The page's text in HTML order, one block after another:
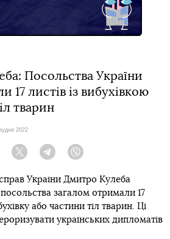
Посольства України
17 листів із вибухівкою
тварин
2022
Facebook Twitter Telegram
України Дмитро Кулеба
загалом отримали 17
або частини тіл тварин. Ці
українських дипломатів